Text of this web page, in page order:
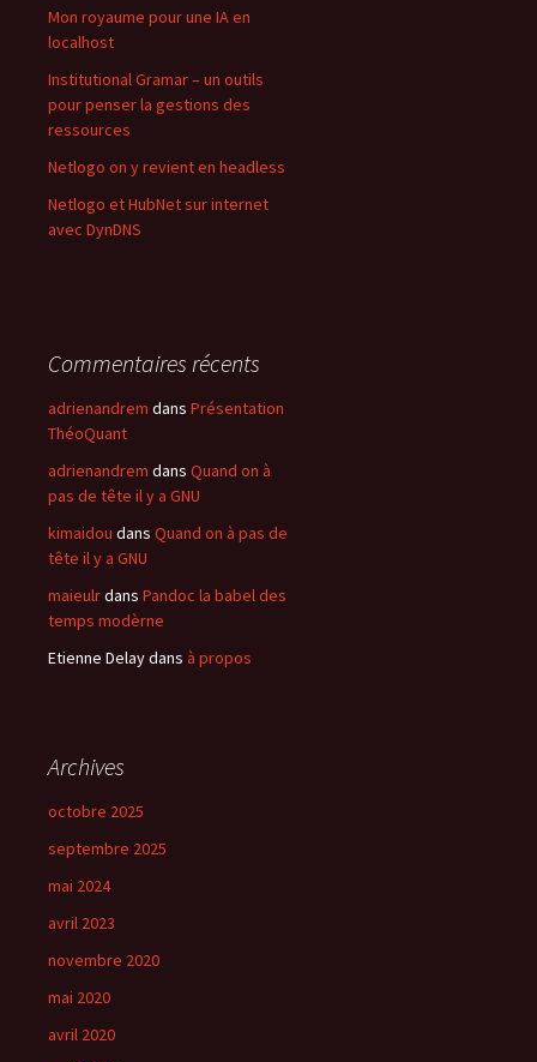
Mon royaume pour une IA en
localhost
Institutional Gramar – un outils
pour penser la gestions des
ressources
Netlogo on y revient en headless
Netlogo et HubNet sur internet
avec DynDNS
Commentaires récents
adrienandrem dans Présentation
ThéoQuant
adrienandrem dans Quand on à
pas de tête il y a GNU
kimaidou dans Quand on à pas de
tête il y a GNU
maieulrdans Pandoc la babel des
temps modèrne
Etienne Delaydans à propos
Archives
octobre 2025
septembre 2025
mai 2024
avril 2023
novembre 2020
mai 2020
avril 2020